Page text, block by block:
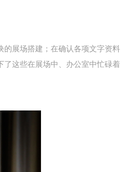
展场搭建；在确认各项文字资料
了这些在展场中、办公室中忙碌着